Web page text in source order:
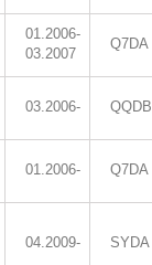
01.2006-
03.2007
Q7DA
03.2006- QQDB
01.2006- Q7DA
04.2009- SYDA